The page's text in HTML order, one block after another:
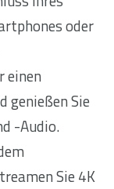
oder
einen
genießen Sie
-Audio.
Sie 4K